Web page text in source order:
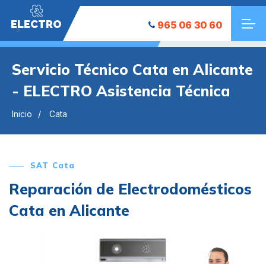
ELECTRO
"> 965 06 30 60
Servicio Técnico Cata en Alicante
- ELECTRO Asistencia Técnica
Inicio Cata
SAT Cata
Reparación de Electrodomésticos
Cata en Alicante